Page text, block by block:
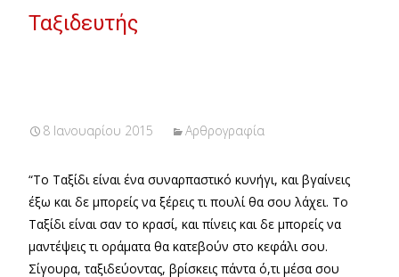
Ταξιδευτής
8 Ιανουαρίου 2015 Αρθρογραφία
“Το Ταξίδι είναι ένα συναρπαστικό κυνήγι, και βγαίνεις
έξω και δε μπορείς να ξέρεις τι πουλί θα σου λάχει. Το
Ταξίδι είναι σαν το κρασί, και πίνεις και δε μπορείς να
μαντέψεις τι οράματα θα κατεβούν στο κεφάλι σου.
Σίγουρα, ταξιδεύοντας, βρίσκεις πάντα ό,τι μέσα σου